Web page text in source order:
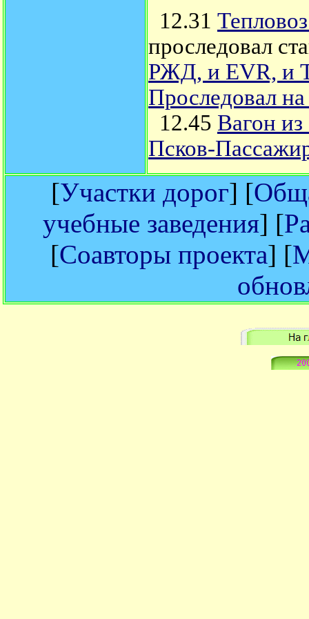
12.31
проследовал
РЖД, и EVR, и
Проследовал
12.45 Вагон
Псков-
[Участки дорог] [
учебные заведения] [
[Соавторы проекта] [